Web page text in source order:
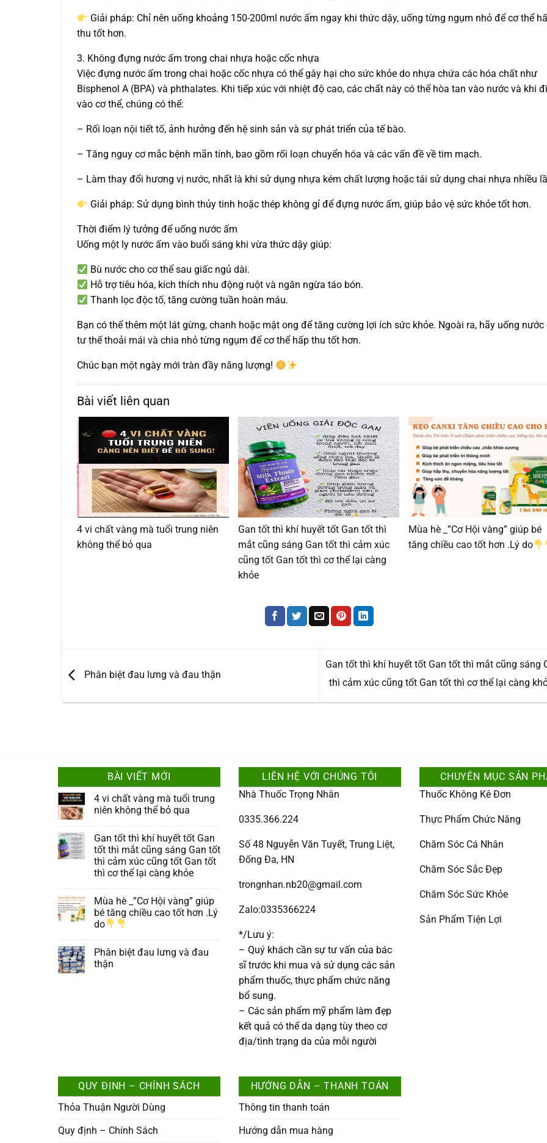
Giải pháp: Chỉ nên uống khoảng 150-200ml nước ấm ngay khi thức dậy, uống từng ngụm nhỏ để cơ thể
thu tốt hơn.
3. Không đựng nước ấm trong chai nhựa hoặc cốc nhựa
Việc đựng nước ấm trong chai hoặc cốc nhựa có thể gây hại cho sức khỏe do nhựa chứa các hóa chất như
Bisphenol A (BPA) và phthalates. Khi tiếp xúc với nhiệt độ cao, các chất này có thể hòa tan vào nước và khi đi
vào cơ thể, chúng có thể:
– Rối loạn nội tiết tố, ảnh hưởng đến hệ sinh sản và sự phát triển của tế bào.
– Tăng nguy cơ mắc bệnh mãn tính, bao gồm rối loạn chuyển hóa và các vấn đề về tim mạch.
– Làm thay đổi hương vị nước, nhất là khi sử dụng nhựa kém chất lượng hoặc tái sử dụng chai nhựa nhiều
Giải pháp: Sử dụng bình thủy tinh hoặc thép không gỉ để đựng nước ấm, giúp bảo vệ sức khỏe tốt hơn.
Thời điểm lý tưởng để uống nước ấm
Uống một ly nước ấm vào buổi sáng khi vừa thức dậy giúp:
Bù nước cho cơ thể sau giấc ngủ dài.
Hỗ trợ tiêu hóa, kích thích nhu động ruột và ngăn ngừa táo bón.
Thanh lọc độc tố, tăng cường tuần hoàn máu.
Bạn có thể thêm một lát gừng, chanh hoặc mật ong để tăng cường lợi ích sức khỏe. Ngoài ra, hãy uống nước
tư thế thoải mái và chia nhỏ từng ngụm để cơ thể hấp thu tốt hơn.
Chúc bạn một ngày mới tràn đầy năng lượng!
Bài viết liên quan
4 vi chất vàng mà tuổi trung niên
không thể bỏ qua
Gan tốt thì khí huyết tốt Gan tốt thì
mắt cũng sáng Gan tốt thì cảm xúc
cũng tốt Gan tốt thì cơ thể lại càng
khỏe
Mùa hè _”Cơ Hội vàng” giúp bé
tăng chiều cao tốt hơn .Lý do
Phân biệt đau lưng và đau thận
Gan tốt thì khí huyết tốt Gan tốt thì mắt cũng sáng
thì cảm xúc cũng tốt Gan tốt thì cơ thể lại càng
BÀI VIẾT MỚI
4 vi chất vàng mà tuổi trung
niên không thể bỏ qua
Gan tốt thì khí huyết tốt Gan
tốt thì mắt cũng sáng Gan tốt
thì cảm xúc cũng tốt Gan tốt
thì cơ thể lại càng khỏe
Mùa hè _”Cơ Hội vàng” giúp
bé tăng chiều cao tốt hơn .Lý
do
Phân biệt đau lưng và đau
thận
LIÊN HỆ VỚI CHÚNG TÔI
Nhà Thuốc Trọng Nhân
0335.366.224
Số 48 Nguyễn Văn Tuyết, Trung Liệt,
Đống Đa, HN
trongnhan.nb20@gmail.com
Zalo:0335366224
*/Lưu ý:
– Quý khách cần sự tư vấn của bác
sĩ trước khi mua và sử dụng các sản
phẩm thuốc, thực phẩm chức năng
bổ sung.
– Các sản phẩm mỹ phẩm làm đẹp
kết quả có thể da dạng tùy theo cơ
địa/tình trạng da của mỗi người
CHUYÊN MỤC SẢN
Thuốc Không Kê Đơn
Thực Phẩm Chức Năng
Chăm Sóc Cá Nhân
Chăm Sóc Sắc Đẹp
Chăm Sóc Sức Khỏe
Sản Phẩm Tiện Lợi
QUY ĐỊNH – CHÍNH SÁCH
Thỏa Thuận Người Dùng
Quy định – Chính Sách
HƯỚNG DẪN – THANH TOÁN
Thông tin thanh toán
Hướng dẫn mua hàng